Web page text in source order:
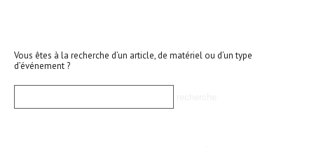
Vous êtes à la recherche d’un article, de matériel ou d’un type
d’événement ?